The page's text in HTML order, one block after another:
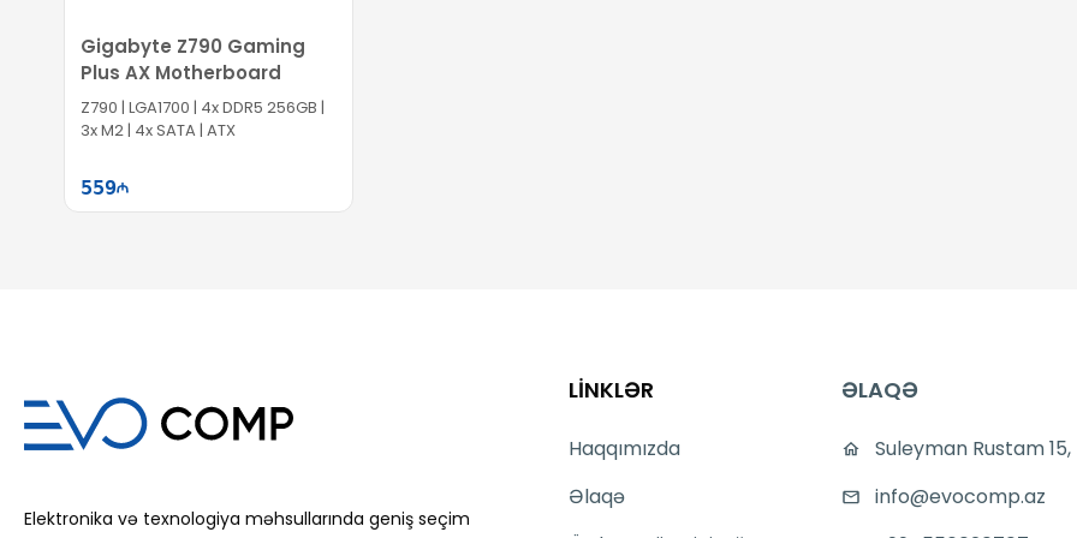
Gigabyte Z790 Gaming
Plus AX Motherboard
Z790 | LGA1700​ | 4x DDR5 256GB |
3x M2 | 4x SATA | ATX
559
Elektronika və texnologiya məhsullarında geniş seçim
LİNKLƏR
Haqqımızda
Əlaqə
ƏLAQƏ
Suleyman Rustam 15,
info@evocomp.az